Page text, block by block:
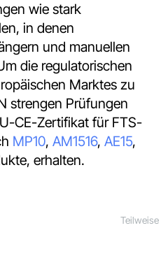
wie stark
in denen
und manuellen
die regulatorischen
Marktes zu
strengen Prüfungen
CE-Zertifikat für FTS-
MP10,AM1516,AE15,
erhalten.